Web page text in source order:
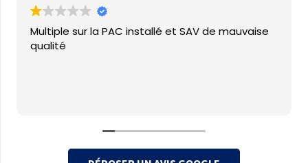
Multiple sur la PAC installé et SAV de mauvaise
qualité